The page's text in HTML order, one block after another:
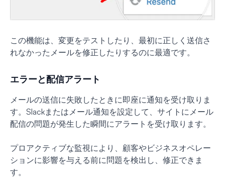
この機能は、変更をテストしたり、最初に正しく送信さ
れなかったメールを修正したりするのに最適です。
エラーと配信アラート
メールの送信に失敗したときに即座に通知を受け取りま
す。Slackまたはメール通知を設定して、サイトにメール
配信の問題が発生した瞬間にアラートを受け取ります。
プロアクティブな監視により、顧客やビジネスオペレー
ションに影響を与える前に問題を検出し、修正できま
す。